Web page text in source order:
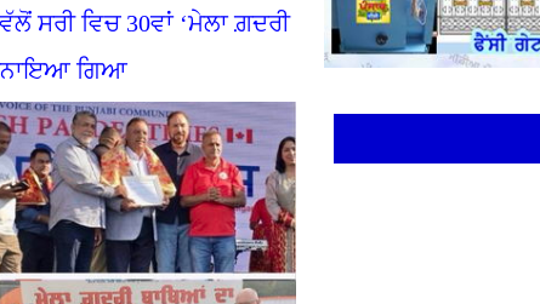
ਸਰੀ ਵਿਚ 30ਵਾਂ ‘ਮੇਲਾ ਗ਼ਦਰੀ
ਗਿਆ